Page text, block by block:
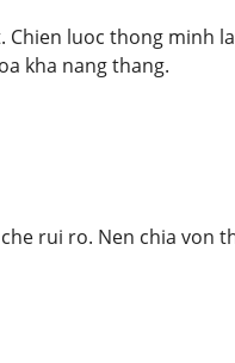
luoc thong minh
kha nang thang.
rui ro. Nen chia von